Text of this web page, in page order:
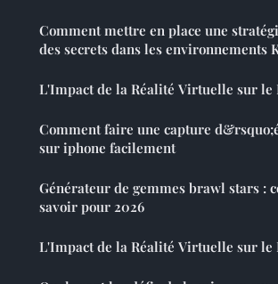
Comment mettre en place une
des secrets dans les environnements
L'Impact de la Réalité Virtuelle sur le
Comment faire une capture
sur iphone facilement
Générateur de gemmes brawl stars :
savoir pour 2026
L'Impact de la Réalité Virtuelle sur le